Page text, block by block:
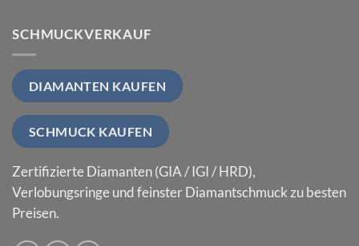
SCHMUCKVERKAUF
DIAMANTEN KAUFEN
SCHMUCK KAUFEN
Zertifizierte Diamanten (GIA / IGI / HRD),
Verlobungsringe und feinster Diamantschmuck zu besten
Preisen.